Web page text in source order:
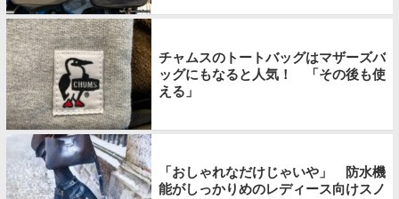
チャムスのトートバッグはマザーズバ
ッグにもなると人気！ 「その後も使
える」
「おしゃれなだけじゃいや」 防水機
能がしっかりめのレディース向けスノ